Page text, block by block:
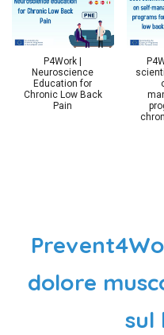
P4Work |
Neuroscience
Education for
Chronic Low Back
Pain
dolore
sul